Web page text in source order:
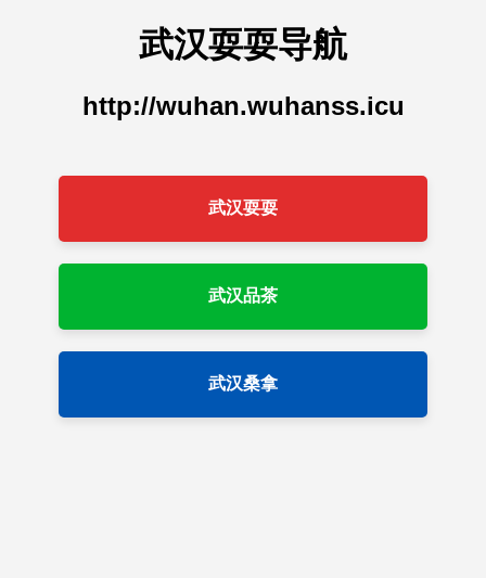
武汉耍耍导航
http://wuhan.wuhanss.icu
武汉耍耍
武汉品茶
武汉桑拿